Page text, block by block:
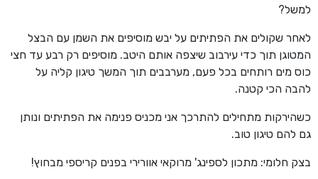
למשל?
לאחר שקולים את הפתיתים על יבש מוסיפים את השמן עם הבצל
המטוגן תוך כדי עירבוב שיצפה אותם היטב. מוסיפים רק רבע עד חצי
כוס מים רותחים בכל פעם, מערבבים תוך המשך טיגון קליה על
להבה הכי קטנה.
כשהירקות מתחילים להתרכך אני מכניס פנימה את הפתיתים ונותן
גם להם טיגון טוב.
בצק חלומי: מתכון לספינג' מרוקאי אוורירי בפנים קריספי מבחוץ!